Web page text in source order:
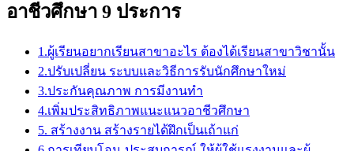
อาชีวศึกษา 9 ประการ
1.ผู้เรียนอยากเรียนสาขาอะไร ต้องได้เรียนสาขาวิชานั้น
2.ปรับเปลี่ยน ระบบและวิธีการรับนักศึกษาใหม่
3.ประกันคุณภาพ การมีงานทำ
4.เพิ่มประสิทธิภาพแนะแนวอาชีวศึกษา
5. สร้างงาน สร้างรายได้ฝึกเป็นเถ้าแก่